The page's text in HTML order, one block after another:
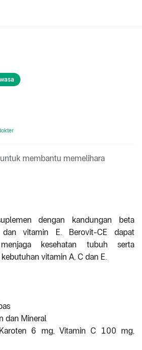
membantu memelihara
dengan kandungan beta
vitamin E. Berovit-CE dapat
kesehatan tubuh serta
vitamin A, C dan E.
dan Mineral
6 mg, Vitamin C 100 mg,